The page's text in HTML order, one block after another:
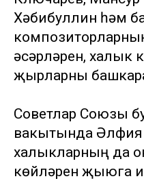
Хәбибуллин һәм
әсәрләрен, халык
җырларны
Советлар Союзы
вакытында
халыкларның да
көйләрен җыюга